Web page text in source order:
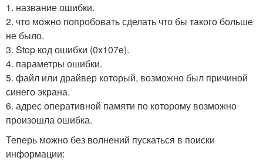
1. название ошибки.
2. что можно попробовать сделать что бы такого больше
не было.
3. Stop код ошибки (0x107e).
4. параметры ошибки.
5. файл или драйвер который, возможно был причиной
синего экрана.
6. адрес оперативной памяти по которому возможно
произошла ошибка.
Теперь можно без волнений пускаться в поиски
информации: